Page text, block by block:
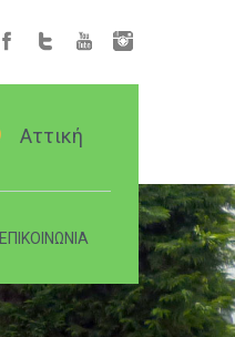
Αττική
ΕΠΙΚΟΙΝΩΝΙΑ